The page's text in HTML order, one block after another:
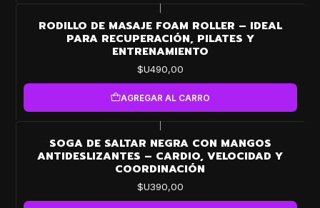
RODILLO DE MASAJE FOAM ROLLER – IDEAL
PARA RECUPERACIÓN, PILATES Y
ENTRENAMIENTO
$U490,00
AGREGAR AL CARRO
SOGA DE SALTAR NEGRA CON MANGOS
ANTIDESLIZANTES – CARDIO, VELOCIDAD Y
COORDINACIÓN
$U390,00